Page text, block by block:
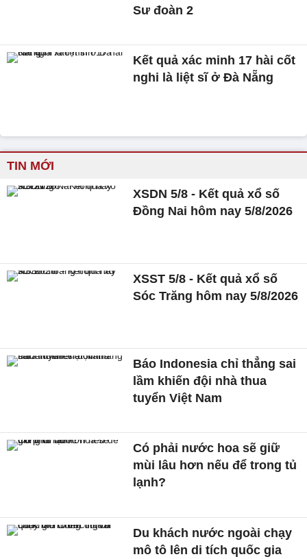
Sư đoàn 2
Kết quả xác minh 17 hài cốt
nghi là liệt sĩ ở Đà Nẵng
TIN MỚI
XSDN 5/8 - Kết quả xổ số
Đồng Nai hôm nay 5/8/2026
XSST 5/8 - Kết quả xổ số
Sóc Trăng hôm nay 5/8/2026
Báo Indonesia chỉ thẳng sai
lầm khiến đội nhà thua
tuyển Việt Nam
Có phải nước hoa sẽ giữ
mùi lâu hơn nếu để trong tủ
lạnh?
Du khách nước ngoài chạy
mô tô lên di tích quốc gia